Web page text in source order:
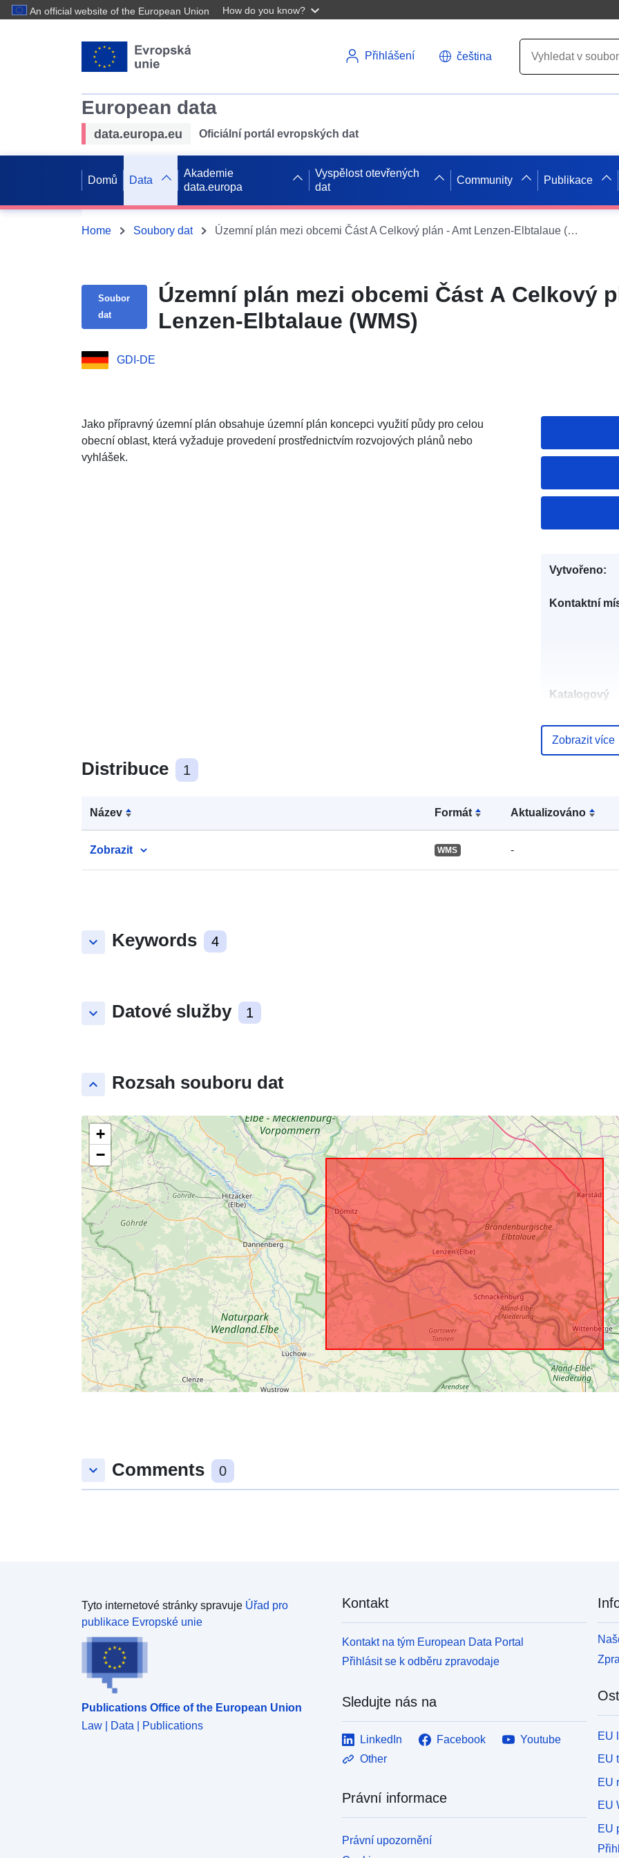
An official website of the European Union How do you know?
Přihlášení čeština
European data
data.europa.eu Oficiální portál evropských dat
Domů Data
Akademie
data.europa
Vyspělost otevřených
dat
Community Publikace
Home Soubory dat Územní plán mezi obcemi Část A Celkový plán - Amt Lenzen-Elbtalaue (WMS)
Soubor
dat
Územní plán mezi obcemi Část A Celkový
Lenzen-Elbtalaue (WMS)
GDI-DE
Jako přípravný územní plán obsahuje územní plán koncepci využití půdy pro celou
obecní oblast, která vyžaduje provedení prostřednictvím rozvojových plánů nebo
vyhlášek.
Distribuce 1
Název Formát Aktualizováno
Zobrazit WMS -
keyboard_arrow_down Keywords 4
keyboard_arrow_down Datové služby 1
keyboard_arrow_up Rozsah souboru dat
+
−
Vytvořeno:
Kontaktní
Katalogový
Zobrazit více
keyboard_arrow_down Comments 0
Tyto internetové stránky spravuje Úřad pro
publikace Evropské unie
Publications Office of the European Union
Law | Data | Publications
Kontakt
Kontakt na tým European Data Portal
Přihlásit se k odběru zpravodaje
Sledujte nás na
LinkedIn Facebook
Youtube
Other
Právní informace
Právní upozornění
EU
EU
EU
EU
EU